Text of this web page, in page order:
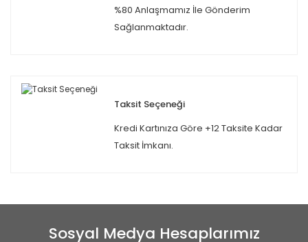
%80 Anlaşmamız İle Gönderim
Sağlanmaktadır.
Taksit Seçeneği
Kredi Kartınıza Göre +12 Taksite Kadar
Taksit İmkanı.
Sosyal Medya Hesaplarımız